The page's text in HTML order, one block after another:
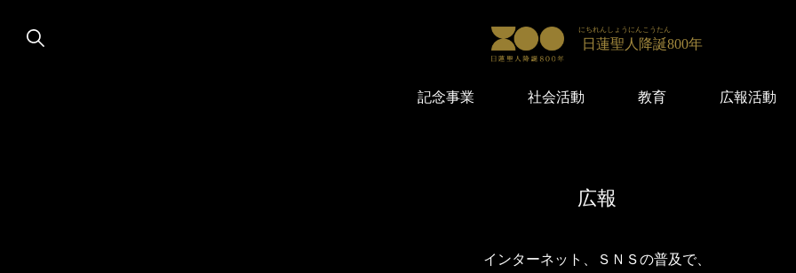
日蓮聖人降誕
にちれんしょうにんこうたん
800年
記念事業 社会活動 教育 広報活動
広報
インターネット、ＳＮＳの普及で、